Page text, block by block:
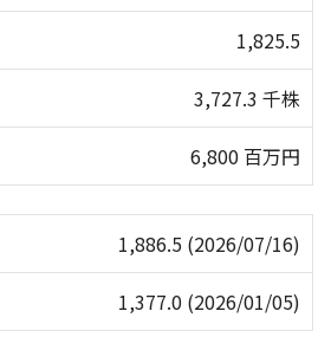
1,825.5
3,727.3 千株
6,800 百万円
1,886.5 (2026/07/16)
1,377.0 (2026/01/05)